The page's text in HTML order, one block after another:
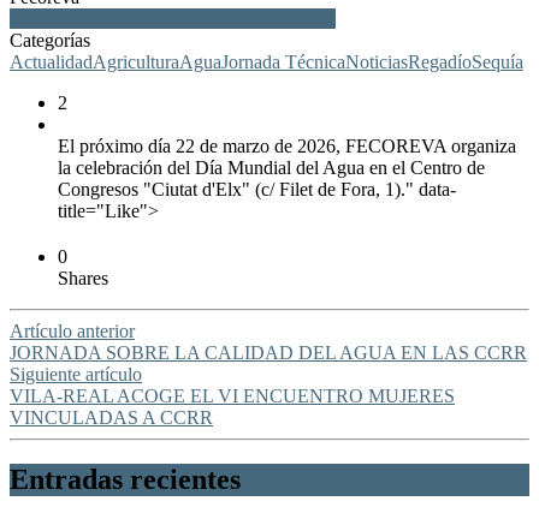
Categorías
ActualidadAgriculturaAguaJornada TécnicaNoticiasRegadíoSequía
2
El próximo día 22 de marzo de 2026, FECOREVA organiza
la celebración del Día Mundial del Agua en el Centro de
Congresos "Ciutat d'Elx" (c/ Filet de Fora, 1)." data-
title="Like">
0
Shares
Artículo anterior
JORNADA SOBRE LA CALIDAD DEL AGUA EN LAS CCRR
Siguiente artículo
VILA-REAL ACOGE EL VI ENCUENTRO MUJERES
VINCULADAS A CCRR
Entradas recientes